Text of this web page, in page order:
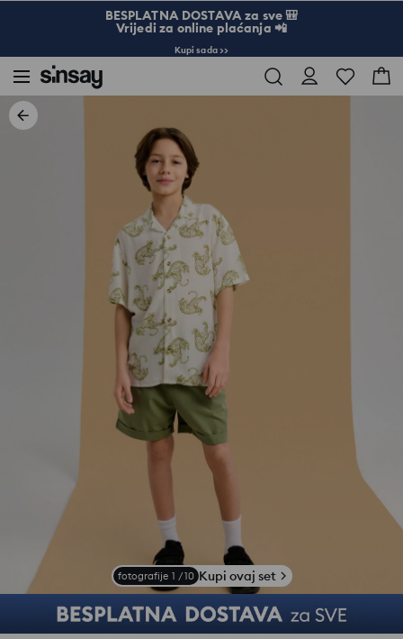
BESPLATNA DOSTAVA za sve 🎒
Vrijedi za online plaćanja 📲
Kupi sada >>
Pogledajte fotografije iz recenzija
fotografije 1 /10 Kupi ovaj set